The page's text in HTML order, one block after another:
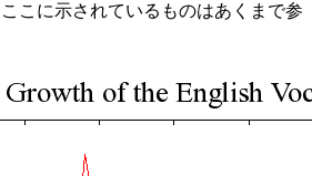
こに示されているものはあくまで参